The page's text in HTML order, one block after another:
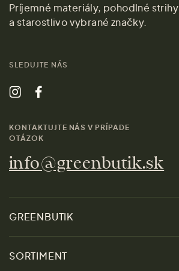
Príjemné materiály, pohodlné strihy
a starostlivo vybrané značky.
SLEDUJTE NÁS
KONTAKTUJTE NÁS V PRÍPADE
OTÁZOK
info@greenbutik.sk
GREENBUTIK
SORTIMENT